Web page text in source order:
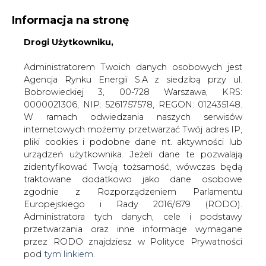
KONTAKT:
WYDAWCA PORTALU:
WYSOKI KONTRAST A A
ZALOGUJ SIĘ
WŁĄCZ CIRE.TV
Informacja na stronę
Drogi Użytkowniku,
Administratorem Twoich danych osobowych jest
Agencja Rynku Energii S.A z siedzibą przy ul.
Bobrowieckiej 3, 00-728 Warszawa, KRS:
0000021306, NIP: 5261757578, REGON: 012435148.
W ramach odwiedzania naszych serwisów
internetowych możemy przetwarzać Twój adres IP,
pliki cookies i podobne dane nt. aktywności lub
urządzeń użytkownika. Jeżeli dane te pozwalają
zidentyfikować Twoją tożsamość, wówczas będą
traktowane dodatkowo jako dane osobowe
zgodnie z Rozporządzeniem Parlamentu
Europejskiego i Rady 2016/679 (RODO).
Administratora tych danych, cele i podstawy
przetwarzania oraz inne informacje wymagane
przez RODO znajdziesz w Polityce Prywatności
pod tym linkiem.